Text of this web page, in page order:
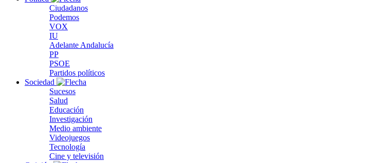
Ciudadanos
Podemos
VOX
IU
Adelante Andalucía
PP
PSOE
Partidos políticos
Sociedad
Sucesos
Salud
Educación
Investigación
Medio ambiente
Videojuegos
Tecnología
Cine y televisión